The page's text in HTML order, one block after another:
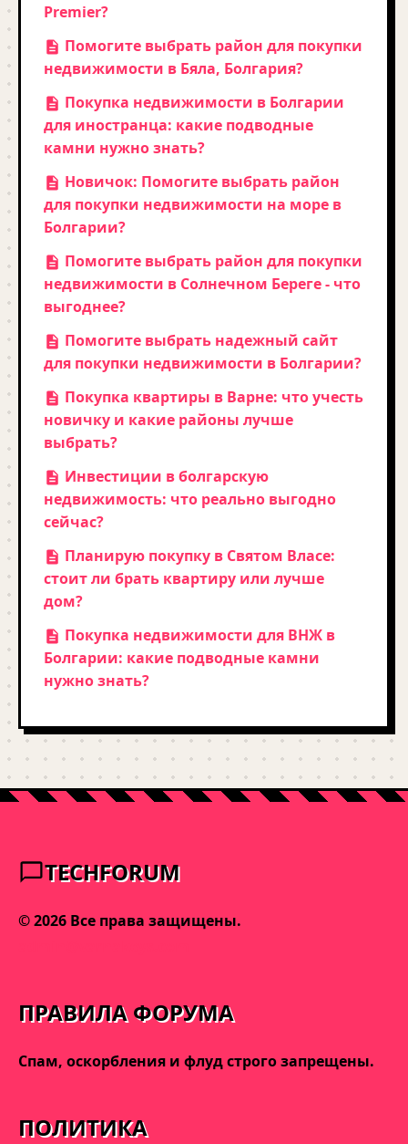
Premier?
Помогите выбрать район для покупки
недвижимости в Бяла, Болгария?
Покупка недвижимости в Болгарии
для иностранца: какие подводные
камни нужно знать?
Новичок: Помогите выбрать район
для покупки недвижимости на море в
Болгарии?
Помогите выбрать район для покупки
недвижимости в Солнечном Береге - что
выгоднее?
Помогите выбрать надежный сайт
для покупки недвижимости в Болгарии?
Покупка квартиры в Варне: что учесть
новичку и какие районы лучше
выбрать?
Инвестиции в болгарскую
недвижимость: что реально выгодно
сейчас?
Планирую покупку в Святом Власе:
стоит ли брать квартиру или лучше
дом?
Покупка недвижимости для ВНЖ в
Болгарии: какие подводные камни
нужно знать?
TECHFORUM
© 2026 Все права защищены.
ПРАВИЛА ФОРУМА
Спам, оскорбления и флуд строго запрещены.
ПОЛИТИКА